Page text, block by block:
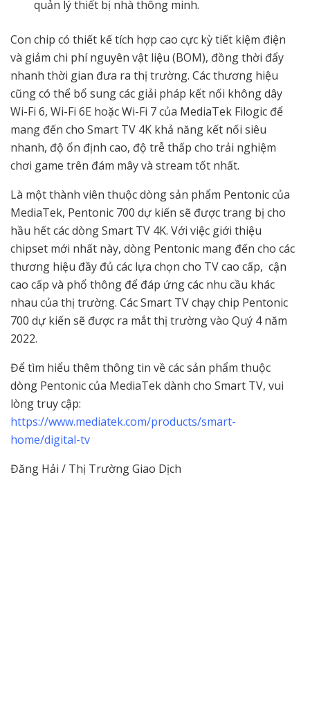
quản lý thiết bị nhà thông minh.
Con chip có thiết kế tích hợp cao cực kỳ tiết kiệm điện
và giảm chi phí nguyên vật liệu (BOM), đồng thời đẩy
nhanh thời gian đưa ra thị trường. Các thương hiệu
cũng có thể bổ sung các giải pháp kết nối không dây
Wi-Fi 6, Wi-Fi 6E hoặc Wi-Fi 7 của MediaTek Filogic để
mang đến cho Smart TV 4K khả năng kết nối siêu
nhanh, độ ổn định cao, độ trễ thấp cho trải nghiệm
chơi game trên đám mây và stream tốt nhất.
Là một thành viên thuộc dòng sản phẩm Pentonic của
MediaTek, Pentonic 700 dự kiến sẽ được trang bị cho
hầu hết các dòng Smart TV 4K. Với việc giới thiệu
chipset mới nhất này, dòng Pentonic mang đến cho các
thương hiệu đầy đủ các lựa chọn cho TV cao cấp, cận
cao cấp và phổ thông để đáp ứng các nhu cầu khác
nhau của thị trường. Các Smart TV chạy chip Pentonic
700 dự kiến sẽ được ra mắt thị trường vào Quý 4 năm
2022.
Để tìm hiểu thêm thông tin về các sản phẩm thuộc
dòng Pentonic của MediaTek dành cho Smart TV, vui
lòng truy cập:
https://www.mediatek.com/products/smart-
home/digital-tv
Đăng Hải / Thị Trường Giao Dịch